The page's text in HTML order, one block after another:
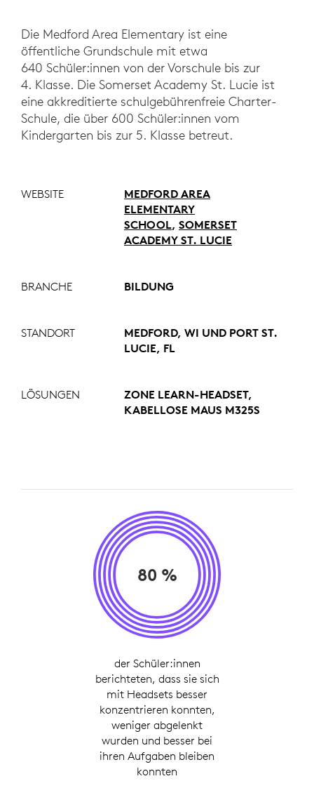
Die Medford Area Elementary ist eine
öffentliche Grundschule mit etwa
640 Schüler:innen von der Vorschule bis zur
4. Klasse. Die Somerset Academy St. Lucie ist
eine akkreditierte schulgebührenfreie Charter-
Schule, die über 600 Schüler:innen vom
Kindergarten bis zur 5. Klasse betreut.
WEBSITE
MEDFORD AREA
ELEMENTARY
SCHOOL, SOMERSET
ACADEMY ST. LUCIE
BRANCHE BILDUNG
STANDORT
MEDFORD, WI UND PORT ST.
LUCIE, FL
LÖSUNGEN
ZONE LEARN-HEADSET,
KABELLOSE MAUS M325S
80 %
der Schüler:innen
berichteten, dass sie sich
mit Headsets besser
konzentrieren konnten,
weniger abgelenkt
wurden und besser bei
ihren Aufgaben bleiben
konnten